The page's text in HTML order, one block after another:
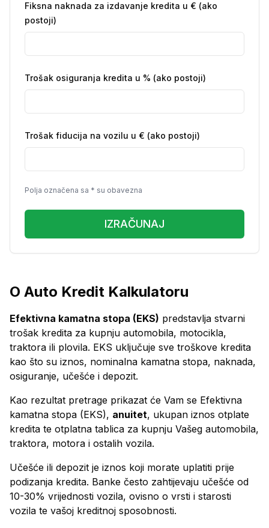
Fiksna naknada za izdavanje kredita u € (ako
postoji)
Trošak osiguranja kredita u % (ako postoji)
Trošak fiducija na vozilu u € (ako postoji)
Polja označena sa * su obavezna
IZRAČUNAJ
O Auto Kredit Kalkulatoru
Efektivna kamatna stopa (EKS) predstavlja stvarni
trošak kredita za kupnju automobila, motocikla,
traktora ili plovila. EKS uključuje sve troškove kredita
kao što su iznos, nominalna kamatna stopa, naknada,
osiguranje, učešće i depozit.
Kao rezultat pretrage prikazat će Vam se Efektivna
kamatna stopa (EKS), anuitet, ukupan iznos otplate
kredita te otplatna tablica za kupnju Vašeg automobila,
traktora, motora i ostalih vozila.
Učešće ili depozit je iznos koji morate uplatiti prije
podizanja kredita. Banke često zahtijevaju učešće od
10-30% vrijednosti vozila, ovisno o vrsti i starosti
vozila te vašoj kreditnoj sposobnosti.